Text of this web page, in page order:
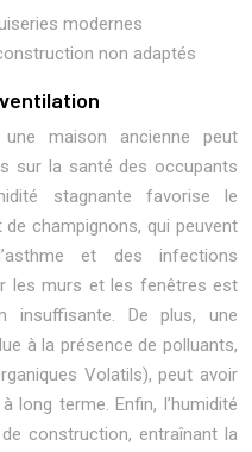
modernes
non adaptés
maison ancienne peut
sur la santé des occupants
stagnante favorise le
champignons, qui peuvent
et des infections
les murs et les fenêtres est
insuffisante. De plus, une
à la présence de polluants,
Volatils), peut avoir
terme. Enfin, l’humidité
construction, entraînant la